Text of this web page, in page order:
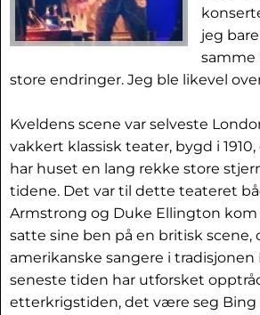
jeg
samme
store endringer. Jeg ble likevel
Kveldens scene var selveste
vakkert klassisk teater, bygd i
har huset en lang rekke store
tidene. Det var til dette teateret
Armstrong og Duke Ellington kom
satte sine ben på en britisk scene,
amerikanske sangere i tradisjonen
seneste tiden har utforsket
etterkrigstiden, det være seg Bing